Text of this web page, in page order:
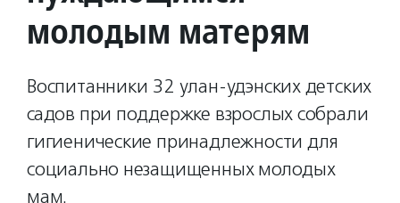
молодым матерям
Воспитанники 32 улан-удэнских детских
садов при поддержке взрослых собрали
гигиенические принадлежности для
социально незащищенных молодых
мам.